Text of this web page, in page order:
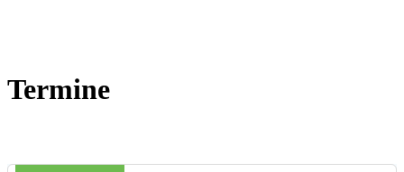
Termine